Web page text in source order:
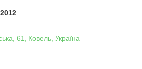
61, Ковель, Україна